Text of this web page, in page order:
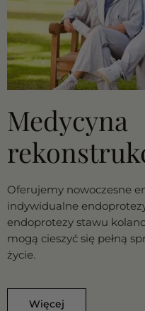
Medycyna
Oferujemy nowoczesne
indywidualne
endoprotezy stawu
mogą cieszyć się pełną
życie.
Więcej